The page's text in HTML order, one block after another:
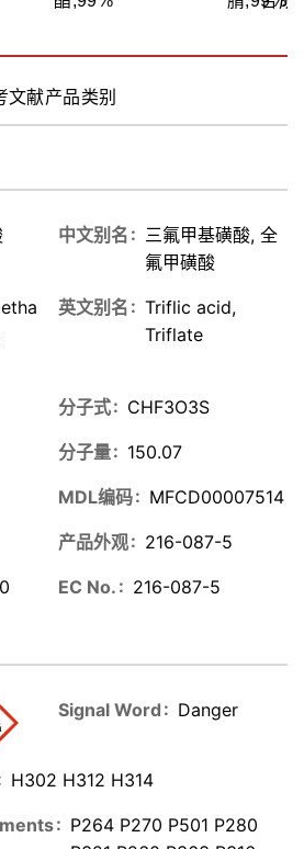
文献产品类别
中文别名
三氟甲基磺酸, 全
氟甲磺酸
英文别名
Triflic acid,
Triflate
分子式 CHF3O3S
分子量 150.07
MDL编码 MFCD00007514
产品外观 216-087-5
EC No. 216-087-5
Signal Word Danger
H302 H312 H314
P264 P270 P501 P280